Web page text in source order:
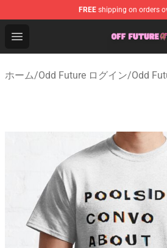
FREE shipping on orders
Open menu
Odd Future Store - Official Odd
ホーム/Odd Future ログイン/Odd